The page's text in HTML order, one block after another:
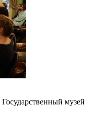
Государственный музей